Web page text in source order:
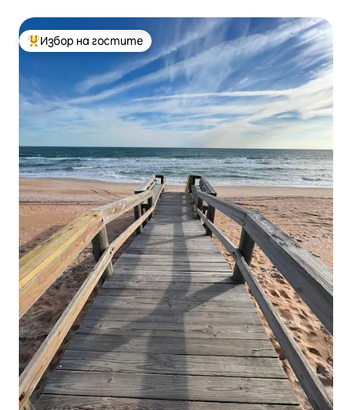
Най-популярен избор на гостите
Избор на гостите